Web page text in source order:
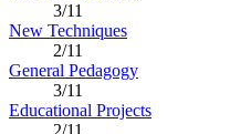
3/11
New Techniques
2/11
General Pedagogy
3/11
Educational Projects